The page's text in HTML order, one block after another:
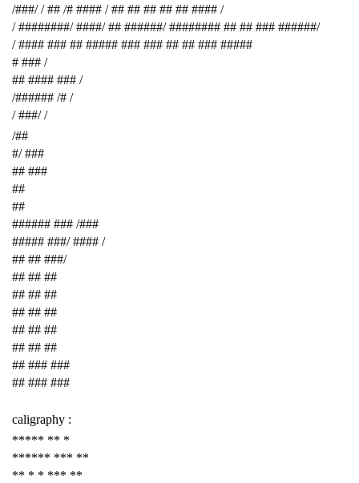
/###/ / ## /# #### / ## ## ## ## ## #### /
/ ########/ ####/ ## ######/ ######## ## ## ### ######/
/ #### ### ## ##### ### ### ## ## ### #####
# ### /
## #### ### /
/###### /# /
/ ###/ /
/##
#/ ###
## ###
##
##
###### ### /###
##### ###/ #### /
## ## ###/
## ## ##
## ## ##
## ## ##
## ## ##
## ## ##
## ### ###
## ### ###
caligraphy :
***** ** *
****** *** **
** * * *** **